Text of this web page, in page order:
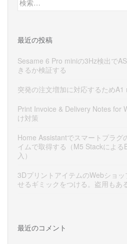
索:
最近の投稿
Sesame 6 Pro miniの3Hz検出で
きるか検証する
突発の注文増加に対応するためA1
Print Invoice & Delivery Notes for
け対策
Home Assistantでスマートプラグ
イムで取得する（M5 Stackによ
入）
3DプリントアイテムのWebショ
せるギミックをつける。盗用もあ
最近のコメント